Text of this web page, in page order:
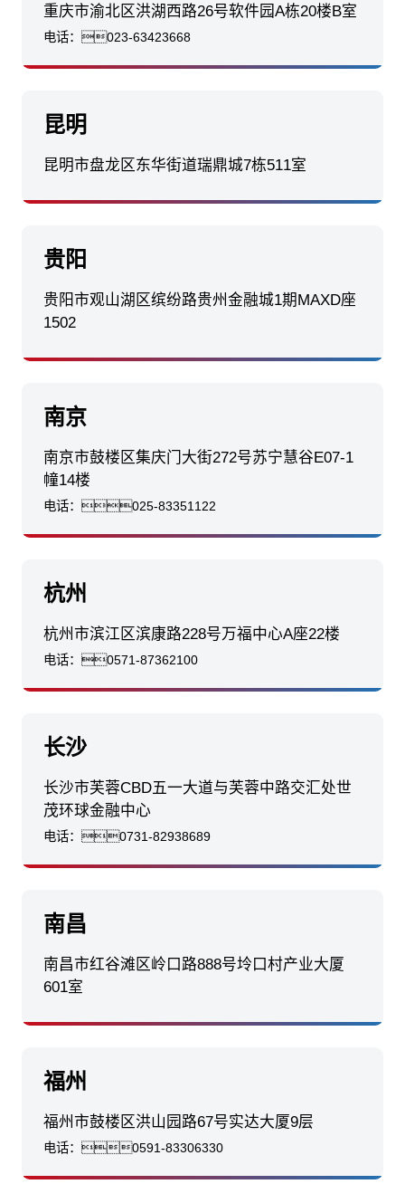
重庆市渝北区洪湖西路26号软件园A栋20楼B室
电话：023-63423668
昆明
昆明市盘龙区东华街道瑞鼎城7栋511室
贵阳
贵阳市观山湖区缤纷路贵州金融城1期MAXD座
1502
南京
南京市鼓楼区集庆门大街272号苏宁慧谷E07-1
幢14楼
电话：025-83351122
杭州
杭州市滨江区滨康路228号万福中心A座22楼
电话：0571-87362100
长沙
长沙市芙蓉CBD五一大道与芙蓉中路交汇处世
茂环球金融中心
电话：0731-82938689
南昌
南昌市红谷滩区岭口路888号坽口村产业大厦
601室
福州
福州市鼓楼区洪山园路67号实达大厦9层
电话：0591-83306330